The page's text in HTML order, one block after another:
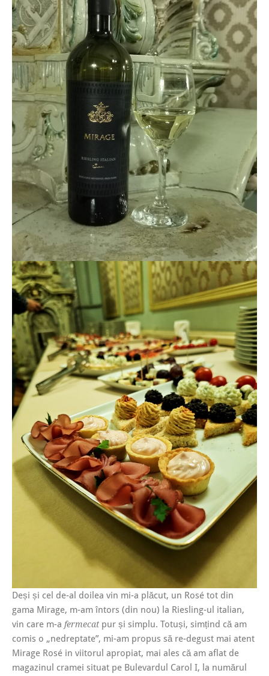
Deși și cel de-al doilea vin mi-a plăcut, un Rosé tot din
gama Mirage, m-am întors (din nou) la Riesling-ul italian,
vin care m-a fermecat pur și simplu. Totuși, simțind că am
comis o „nedreptate”, mi-am propus să re-degust mai atent
Mirage Rosé in viitorul apropiat, mai ales că am aflat de
magazinul cramei situat pe Bulevardul Carol I, la numărul